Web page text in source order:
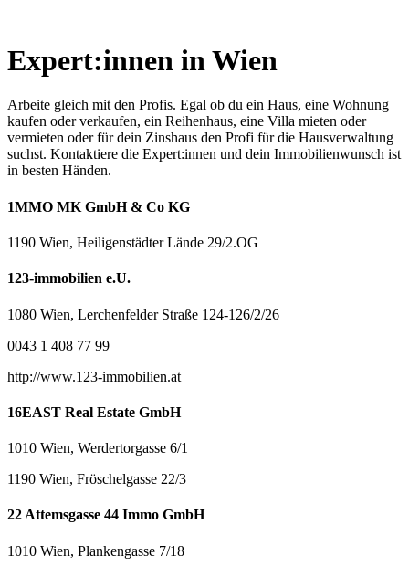
Expert:innen in Wien
Arbeite gleich mit den Profis. Egal ob du ein Haus, eine Wohnung
kaufen oder verkaufen, ein Reihenhaus, eine Villa mieten oder
vermieten oder für dein Zinshaus den Profi für die Hausverwaltung
suchst. Kontaktiere die Expert:innen und dein Immobilienwunsch ist
in besten Händen.
1MMO MK GmbH & Co KG
1190 Wien, Heiligenstädter Lände 29/2.OG
123-immobilien e.U.
1080 Wien, Lerchenfelder Straße 124-126/2/26
0043 1 408 77 99
http://www.123-immobilien.at
16EAST Real Estate GmbH
1010 Wien, Werdertorgasse 6/1
1190 Wien, Fröschelgasse 22/3
22 Attemsgasse 44 Immo GmbH
1010 Wien, Plankengasse 7/18